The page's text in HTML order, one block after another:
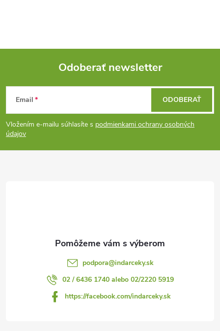
Z
á
p
Odoberať newsletter
Email
Vložením e-mailu súhlasíte s podmienkami ochrany osobných
údajov
ODOBERAŤ
podpora@indarceky.sk
02 / 6436 1740 alebo 02/2220 5919
https://facebook.com/indarceky.sk